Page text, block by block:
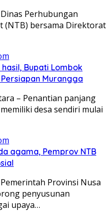
Perhubungan
(NTB) bersama Direktorat
Bupati Lombok
Murangga
– Penantian panjang
desa sendiri mulai
agama, Pemprov NTB
Provinsi Nusa
penyusunan
upaya…